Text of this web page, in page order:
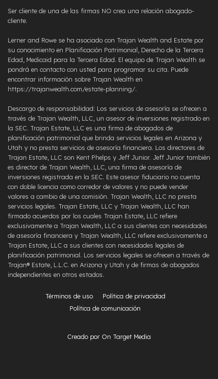
Ser cliente de una de las firmas NO crea una relación abogado-
cliente.
Lerner and Rowe se ha asociado con Trajan Wealth and Estate por
su conocimiento en Planificación Patrimonial, Derecho de la Tercera
Edad, Medicaid para la Tercera Edad. El equipo de Trajan Wealth se
pondrá en contacto con usted para programar su cita. Puede
encontrar información sobre Trajan Wealth en
https://trajanwealth.com/estate-planning/.
Descargo de responsabilidad: Los servicios de asesoría se ofrecen a
través de Trajan Wealth, LLC, un asesor de inversiones registrado en
la SEC. Trajan Estate, LLC es una firma de abogados de
planificación patrimonial que brinda servicios legales en Arizona y
Utah y no presta servicios de asesoría financiera. Los directores de
Trajan Estate, LLC son Kent Phelps y Jeff Junior. Jeff Junior también
es director de Trajan Wealth, LLC, una firma de asesoría de
inversiones registrada en la SEC. Este asesor fiduciario no cuenta
con doble licencia como corredor de valores y no puede vender
valores a cambio de una comisión. Trajan Wealth, LLC no presta
servicios legales. Trajan Estate, LLC y Trajan Wealth, LLC han
firmado acuerdos por los cuales Trajan Estate, LLC refiere
exclusivamente a Trajan Wealth, LLC a sus clientes con necesidades
de asesoría financiera y Trajan Wealth, LLC refiere exclusivamente a
Trajan Estate, LLC a sus clientes con necesidades legales de
planificación patrimonial. Los servicios legales se ofrecen a través de
Trajan® Estate, L.L.C. en Arizona y Utah y de firmas de abogados
independientes en otros estados.
Términos de uso
Política de privacidad
Política de comunicación
Creado por On Target Media